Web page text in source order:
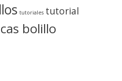
tutoriales tutorial
bolillo